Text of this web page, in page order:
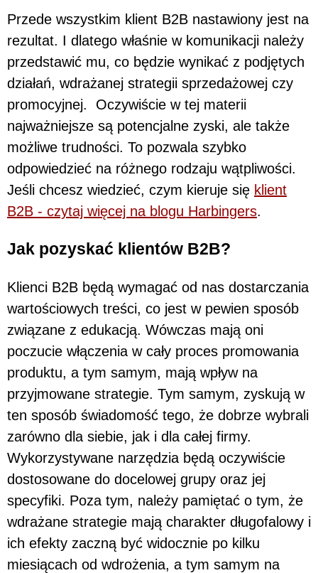
Przede wszystkim klient B2B nastawiony jest na
rezultat. I dlatego właśnie w komunikacji należy
przedstawić mu, co będzie wynikać z podjętych
działań, wdrażanej strategii sprzedażowej czy
promocyjnej. Oczywiście w tej materii
najważniejsze są potencjalne zyski, ale także
możliwe trudności. To pozwala szybko
odpowiedzieć na różnego rodzaju wątpliwości.
Jeśli chcesz wiedzieć, czym kieruje się klient
B2B - czytaj więcej na blogu Harbingers.
Jak pozyskać klientów B2B?
Klienci B2B będą wymagać od nas dostarczania
wartościowych treści, co jest w pewien sposób
związane z edukacją. Wówczas mają oni
poczucie włączenia w cały proces promowania
produktu, a tym samym, mają wpływ na
przyjmowane strategie. Tym samym, zyskują w
ten sposób świadomość tego, że dobrze wybrali
zarówno dla siebie, jak i dla całej firmy.
Wykorzystywane narzędzia będą oczywiście
dostosowane do docelowej grupy oraz jej
specyfiki. Poza tym, należy pamiętać o tym, że
wdrażane strategie mają charakter długofalowy i
ich efekty zaczną być widocznie po kilku
miesiącach od wdrożenia, a tym samym na